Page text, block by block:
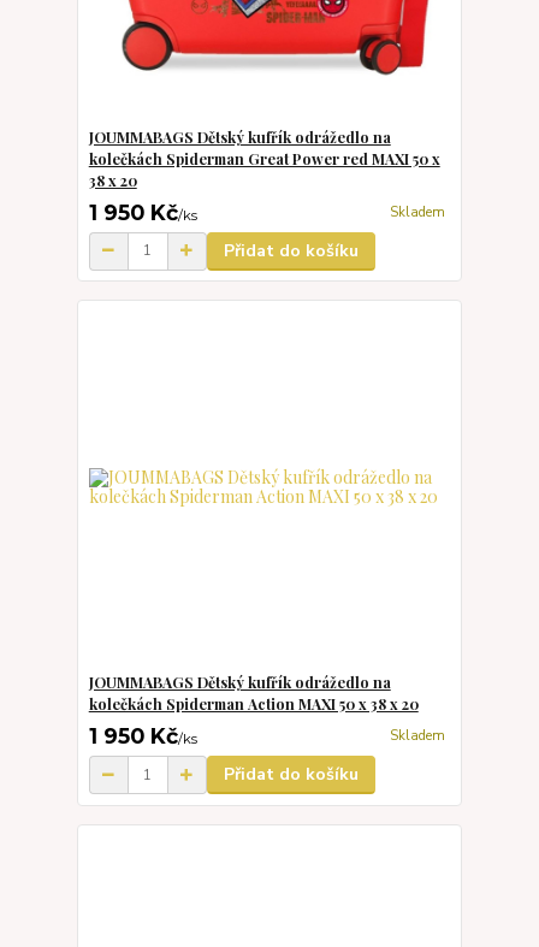
JOUMMABAGS Dětský kufřík odrážedlo na
kolečkách Spiderman Great Power red MAXI 50 x
38 x 20
1 950 Kč/ks Skladem
Přidat do košíku
JOUMMABAGS Dětský kufřík odrážedlo na
kolečkách Spiderman Action MAXI 50 x 38 x 20
1 950 Kč/ks Skladem
Přidat do košíku